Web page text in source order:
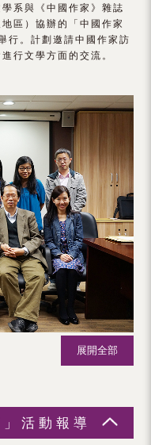
系與《中國作家》雜誌
區）協辦的「中國作家
行。計劃邀請中國作家訪
行文學方面的交流。
展開全部
活動報導